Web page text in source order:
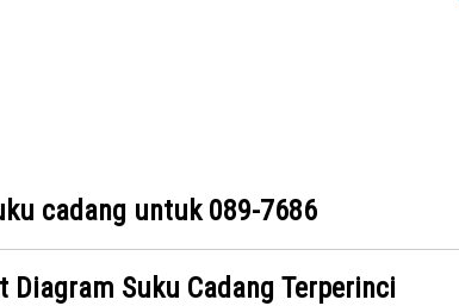
cadang untuk089-7686
Diagram Suku Cadang Terperinci